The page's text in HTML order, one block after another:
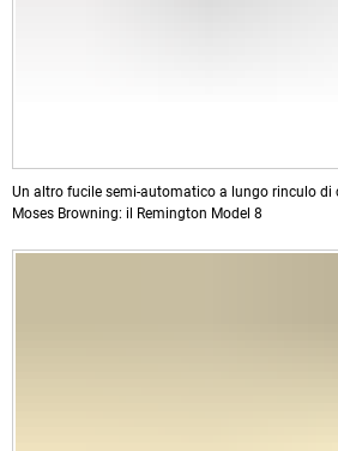
Un altro fucile semi-automatico a lungo rinculo
Moses Browning: il Remington Model 8